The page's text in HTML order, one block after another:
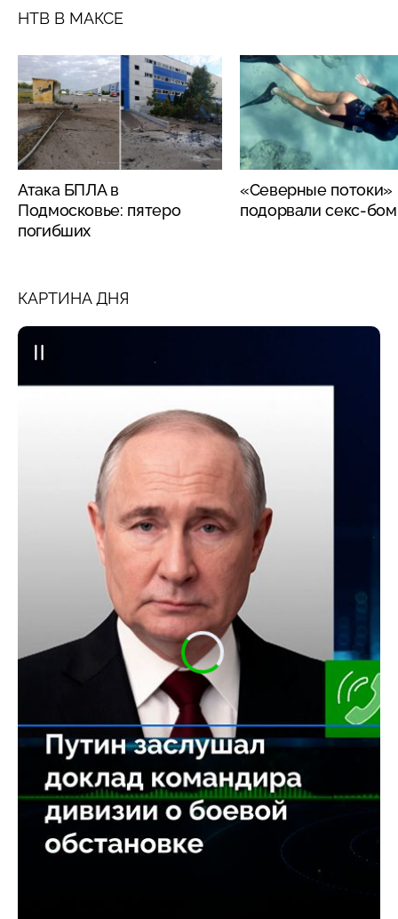
НТВ В МАКСЕ
Атака БПЛА в
Подмосковье: пятеро
погибших
«Северные потоки»
подорвали секс-
КАРТИНА ДНЯ